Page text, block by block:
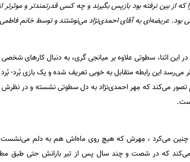
بود. عریضه‌ای به آقای احمدی‌نژاد می‌نوشتند و توسط خانم
اثنا، سطوتی علاوه بر میانجی گری، به دنبال کارهای شخصی
این رابطه متقابل به خوبی تعریف شده و یک بازی بُرد-
تصور می‌کند که مِهر احمدی‌نژاد به دل سطوتی نشسته و در
چنین می‌کرد ، مِهرش که هیچ روی ماه‌اش هم به دلم می‌نشست!
می‌کند که در شصت و چند سال پس از تیر بارانش حتی طبق